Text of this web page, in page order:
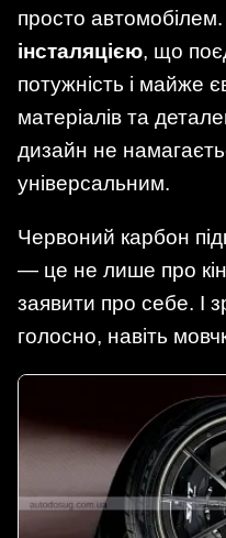
просто автомобілем.
інсталяцією, що
потужність і майже
матеріалів та
дизайн не
універсальним.
Червоний карбон
— це не лише про
заявити про себе. І
голосно, навіть